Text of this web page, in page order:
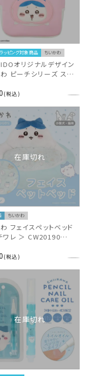
ラッピング対象商品 ちいかわ
オリジナルデザイン
ピーチシリーズ スク
CW46487
税込
在庫切れ
ちいかわ
フェイスペットベッド
ワレ ＞ CW20190
税込
在庫切れ